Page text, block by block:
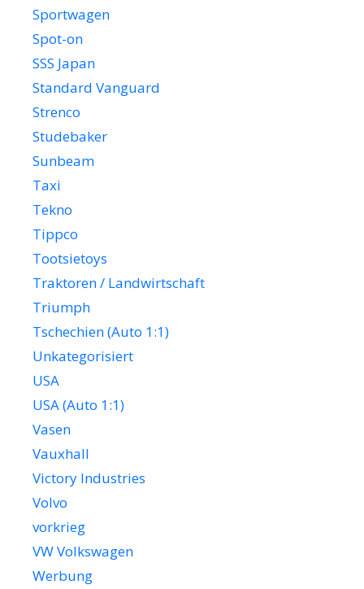
Sportwagen
Spot-on
SSS Japan
Standard Vanguard
Strenco
Studebaker
Sunbeam
Taxi
Tekno
Tippco
Tootsietoys
Traktoren / Landwirtschaft
Triumph
Tschechien (Auto 1:1)
Unkategorisiert
USA
USA (Auto 1:1)
Vasen
Vauxhall
Victory Industries
Volvo
vorkrieg
VW Volkswagen
Werbung